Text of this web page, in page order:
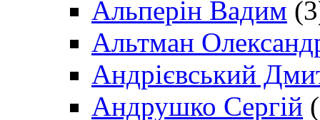
Альперін Вадим
Альтман
Андрієвський
Андрушко Сергій